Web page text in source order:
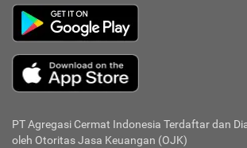
PT Agregasi Cermat Indonesia Terdaftar dan
oleh Otoritas Jasa Keuangan (OJK)